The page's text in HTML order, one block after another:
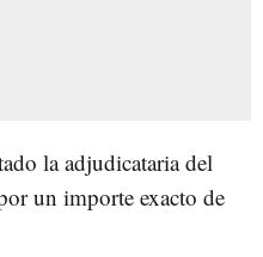
la adjudicataria del
un importe exacto de